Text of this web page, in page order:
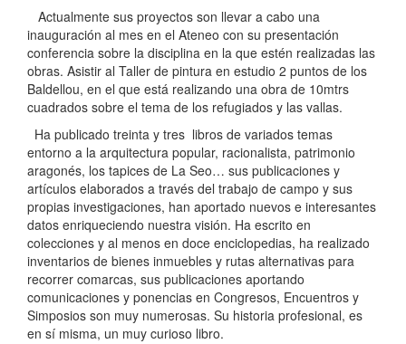
Actualmente sus proyectos son llevar a cabo una
inauguración al mes en el Ateneo con su presentación
conferencia sobre la disciplina en la que estén realizadas las
obras. Asistir al Taller de pintura en estudio 2 puntos de los
Baldellou, en el que está realizando una obra de 10mtrs
cuadrados sobre el tema de los refugiados y las vallas.
Ha publicado treinta y tres libros de variados temas
entorno a la arquitectura popular, racionalista, patrimonio
aragonés, los tapices de La Seo… sus publicaciones y
artículos elaborados a través del trabajo de campo y sus
propias investigaciones, han aportado nuevos e interesantes
datos enriqueciendo nuestra visión. Ha escrito en
colecciones y al menos en doce enciclopedias, ha realizado
inventarios de bienes inmuebles y rutas alternativas para
recorrer comarcas, sus publicaciones aportando
comunicaciones y ponencias en Congresos, Encuentros y
Simposios son muy numerosas. Su historia profesional, es
en sí misma, un muy curioso libro.